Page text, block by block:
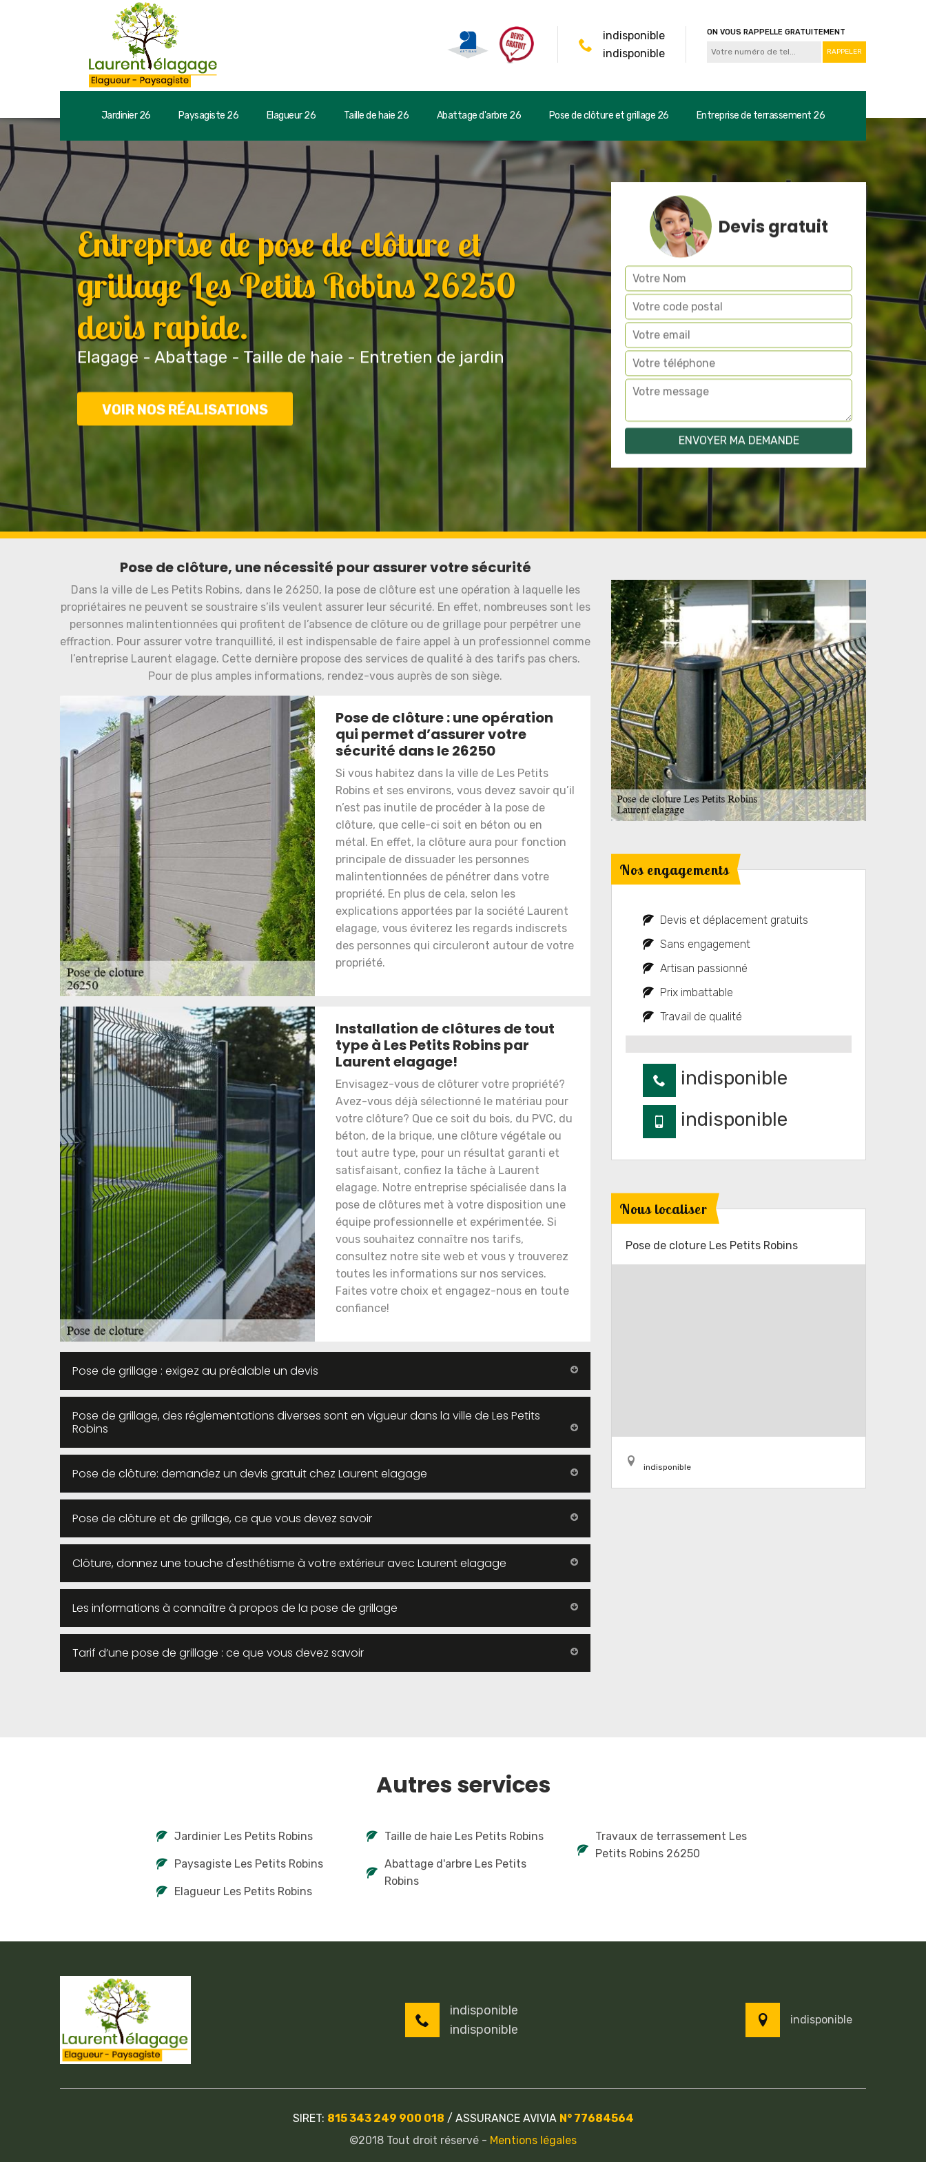
indisponible
indisponible
ON VOUS RAPPELLE GRATUITEMENT
Jardinier 26 Paysagiste 26 Elagueur 26 Taille de haie 26 Abattage d'arbre 26 Pose de clôture et grillage 26 Entreprise de terrassement 26
Entreprise de pose de clôture et
grillage Les Petits Robins 26250
devis rapide.
Elagage - Abattage - Taille de haie - Entretien de jardin
VOIR NOS RÉALISATIONS
Devis gratuit
Pose de clôture, une nécessité pour assurer votre sécurité
Dans la ville de Les Petits Robins, dans le 26250, la pose de clôture est une opération à laquelle les
propriétaires ne peuvent se soustraire s’ils veulent assurer leur sécurité. En effet, nombreuses sont les
personnes malintentionnées qui profitent de l’absence de clôture ou de grillage pour perpétrer une
effraction. Pour assurer votre tranquillité, il est indispensable de faire appel à un professionnel comme
l’entreprise Laurent elagage. Cette dernière propose des services de qualité à des tarifs pas chers.
Pour de plus amples informations, rendez-vous auprès de son siège.
Pose de clôture : une opération
qui permet d’assurer votre
sécurité dans le 26250
Si vous habitez dans la ville de Les Petits
Robins et ses environs, vous devez savoir qu’il
n’est pas inutile de procéder à la pose de
clôture, que celle-ci soit en béton ou en
métal. En effet, la clôture aura pour fonction
principale de dissuader les personnes
malintentionnées de pénétrer dans votre
propriété. En plus de cela, selon les
explications apportées par la société Laurent
elagage, vous éviterez les regards indiscrets
des personnes qui circuleront autour de votre
propriété.
Installation de clôtures de tout
type à Les Petits Robins par
Laurent elagage!
Envisagez-vous de clôturer votre propriété?
Avez-vous déjà sélectionné le matériau pour
votre clôture? Que ce soit du bois, du PVC, du
béton, de la brique, une clôture végétale ou
tout autre type, pour un résultat garanti et
satisfaisant, confiez la tâche à Laurent
elagage. Notre entreprise spécialisée dans la
pose de clôtures met à votre disposition une
équipe professionnelle et expérimentée. Si
vous souhaitez connaître nos tarifs,
consultez notre site web et vous y trouverez
toutes les informations sur nos services.
Faites votre choix et engagez-nous en toute
confiance!
Pose de grillage : exigez au préalable un devis
Pose de grillage, des réglementations diverses sont en vigueur dans la ville de Les Petits
Robins
Pose de clôture: demandez un devis gratuit chez Laurent elagage
Pose de clôture et de grillage, ce que vous devez savoir
Clôture, donnez une touche d'esthétisme à votre extérieur avec Laurent elagage
Les informations à connaître à propos de la pose de grillage
Tarif d’une pose de grillage : ce que vous devez savoir
Nos engagements
Devis et déplacement gratuits
Sans engagement
Artisan passionné
Prix imbattable
Travail de qualité
indisponible
indisponible
Nous localiser
Pose de cloture Les Petits Robins
indisponible
Autres services
Jardinier Les Petits Robins
Paysagiste Les Petits Robins
Elagueur Les Petits Robins
Taille de haie Les Petits Robins
Abattage d'arbre Les Petits
Robins
Travaux de terrassement Les
Petits Robins 26250
indisponible
indisponible
indisponible
SIRET: 815 343 249 900 018 / ASSURANCE AVIVIA N° 77684564
©2018 Tout droit réservé - Mentions légales